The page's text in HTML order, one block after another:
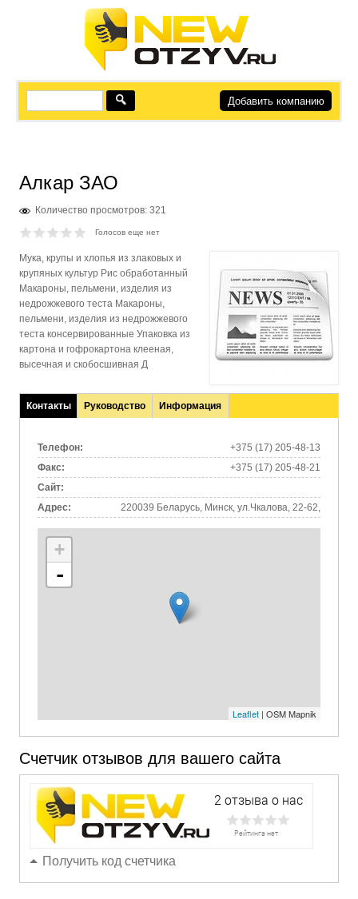
Добавить компанию
Алкар ЗАО
Количество просмотров: 321
Голосов еще нет
Мука, крупы и хлопья из злаковых и
крупяных культур Рис обработанный
Макароны, пельмени, изделия из
недрожжевого теста Макароны,
пельмени, изделия из недрожжевого
теста консервированные Упаковка из
картона и гофрокартона клееная,
высечная и скобосшивная Д
Контакты
(активная
Руководство Информация
Телефон:
+375 (17) 205-48-13
Факс:
+375 (17) 205-48-21
Сайт:
Адрес:
220039 Беларусь, Минск, ул.Чкалова, 22-62,
+
-
Leaflet| OSM Mapnik
Счетчик отзывов для вашего сайта
Получить код счетчика